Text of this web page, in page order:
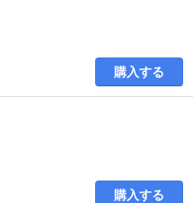
購入する
購入する